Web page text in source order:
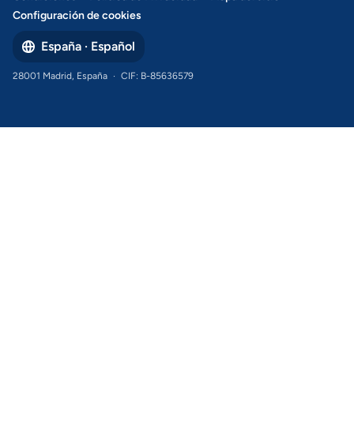
Configuración de cookies
España · Español
28001 Madrid, España · CIF: B-85636579